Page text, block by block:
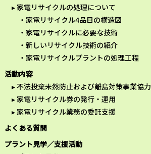
家電リサイクルの処理について
家電リサイクル4品目の構造図
家電リサイクルに必要な技術
新しいリサイクル技術の紹介
家電リサイクルプラントの処理工程
活動内容
不法投棄未然防止および離島対策事業協力
家電リサイクル券の発行・運用
家電リサイクル業務の委託支援
よくある質問
プラント見学／支援活動